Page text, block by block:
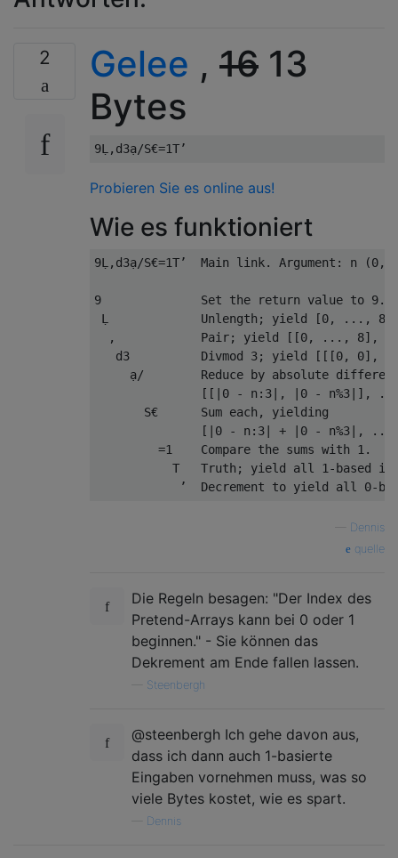
2 Gelee , 16 13
Bytes
Probieren Sie es online aus!
Wie es funktioniert
9Ḷ,d3ạ/S€=1T’  Main link. Argument: n
9              Set the return value to 9.
Ḷ             Unlength; yield [0, ...,
,            Pair; yield [[0, ..., 8],
d3          Divmod 3; yield [[[0, 0],
ạ/        Reduce by absolute
[[|0 - n:3|, |0 - n%3|],
       S€      Sum each, yielding
[|0 - n:3| + |0 - n%3|,
         =1    Compare the sums with 1.
T   Truth; yield all 1-based
Dennis
quelle
Die Regeln besagen: "Der Index des
Pretend-Arrays kann bei 0 oder 1
beginnen." - Sie können das
Dekrement am Ende fallen lassen.
Steenbergh
@steenbergh Ich gehe davon aus,
dass ich dann auch 1-basierte
Eingaben vornehmen muss, was so
viele Bytes kostet, wie es spart.
Dennis